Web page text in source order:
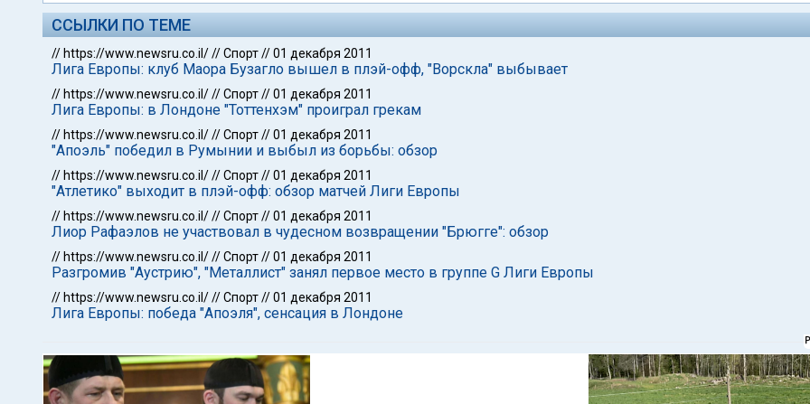
ССЫЛКИ ПО ТЕМЕ
// https://www.newsru.co.il///Спорт//01 декабря 2011
Лига Европы: клуб Маора Бузагло вышел в плэй-офф, "Ворскла" выбывает
// https://www.newsru.co.il///Спорт//01 декабря 2011
Лига Европы: в Лондоне "Тоттенхэм" проиграл грекам
// https://www.newsru.co.il///Спорт//01 декабря 2011
"Апоэль" победил в Румынии и выбыл из борьбы: обзор
// https://www.newsru.co.il///Спорт//01 декабря 2011
"Атлетико" выходит в плэй-офф: обзор матчей Лиги Европы
// https://www.newsru.co.il///Спорт//01 декабря 2011
Лиор Рафаэлов не участвовал в чудесном возвращении "Брюгге": обзор
// https://www.newsru.co.il///Спорт//01 декабря 2011
Разгромив "Аустрию", "Металлист" занял первое место в группе G Лиги Европы
// https://www.newsru.co.il///Спорт//01 декабря 2011
Лига Европы: победа "Апоэля", сенсация в Лондоне